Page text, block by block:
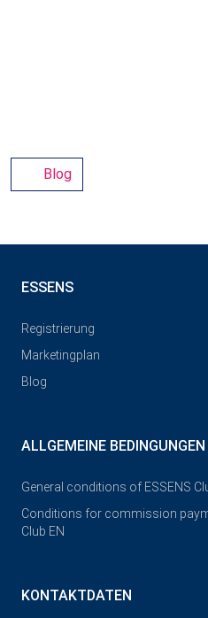
Blog
ESSENS
Registrierung
Marketingplan
Blog
ALLGEMEINE BEDINGUNGEN
General conditions of ESSENS
Conditions for commission
Club EN
KONTAKTDATEN